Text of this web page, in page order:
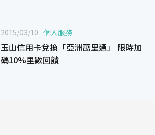
2015/03/10 個人服務
玉山信用卡兌換「亞洲萬里通」 限時加
碼10%里數回饋